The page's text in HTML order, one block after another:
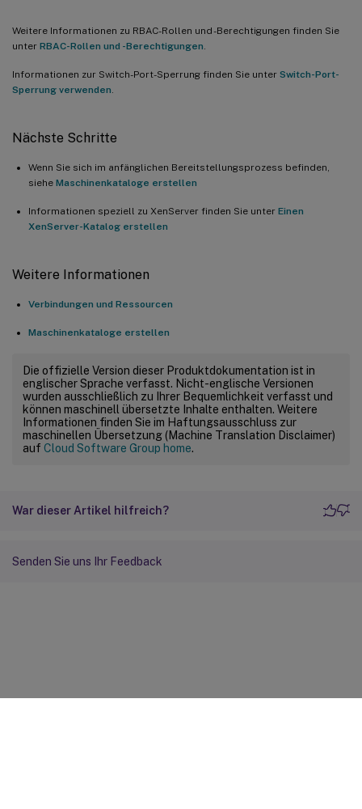
Weitere Informationen zu RBAC-Rollen und -Berechtigungen finden Sie
unter RBAC-Rollen und -Berechtigungen
Informationen zur Switch-Port-Sperrung finden Sie unter Switch-Port-
Sperrung verwenden
Nächste Schritte
Wenn Sie sich im anfänglichen Bereitstellungsprozess befinden,
siehe Maschinenkataloge erstellen
Informationen speziell zu XenServer finden Sie unter Einen
XenServer-Katalog erstellen
Weitere Informationen
Verbindungen und Ressourcen
Maschinenkataloge erstellen
Die offizielle Version dieser Produktdokumentation ist in
englischer Sprache verfasst. Nicht-englische Versionen
wurden ausschließlich zu Ihrer Bequemlichkeit verfasst und
können maschinell übersetzte Inhalte enthalten. Weitere
Informationen finden Sie im Haftungsausschluss zur
maschinellen Übersetzung (Machine Translation Disclaimer)
auf Cloud Software Group home.
War dieser Artikel hilfreich?
Senden Sie uns Ihr Feedback